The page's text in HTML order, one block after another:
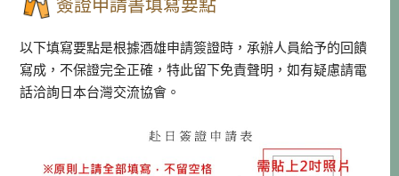
簽證申請書填寫要點
以下填寫要點是根據酒雄申請簽證時，承辦人員給予的回饋
寫成，不保證完全正確，特此留下免責聲明，如有疑慮請電
話洽詢日本台灣交流協會。